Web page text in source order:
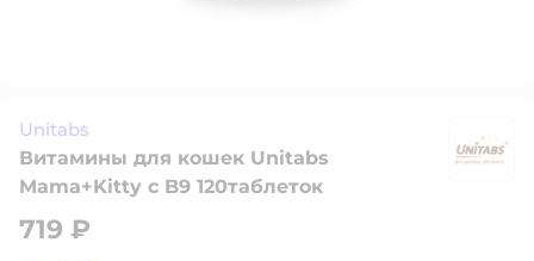
Unitabs
Витамины для кошек Unitabs
Mama+Kitty c B9 120таблеток
719 ₽